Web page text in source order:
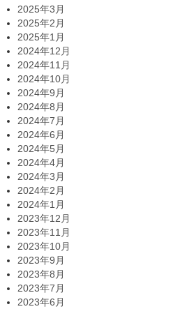
2025年3月
2025年2月
2025年1月
2024年12月
2024年11月
2024年10月
2024年9月
2024年8月
2024年7月
2024年6月
2024年5月
2024年4月
2024年3月
2024年2月
2024年1月
2023年12月
2023年11月
2023年10月
2023年9月
2023年8月
2023年7月
2023年6月